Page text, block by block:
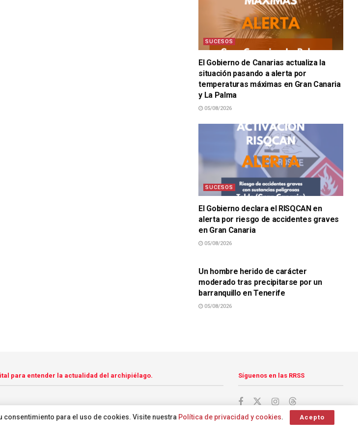
SUCESOS
El Gobierno de Canarias actualiza la
situación pasando a alerta por
temperaturas máximas en Gran Canaria
y La Palma
05/08/2026
SUCESOS
El Gobierno declara el RISQCAN en
alerta por riesgo de accidentes graves
en Gran Canaria
05/08/2026
Un hombre herido de carácter
moderado tras precipitarse por un
barranquillo en Tenerife
05/08/2026
para entender la actualidad del archipiélago. Síguenos en las RRSS
para el uso de cookies. Visite nuestra Política de privacidad y cookies. Acepto